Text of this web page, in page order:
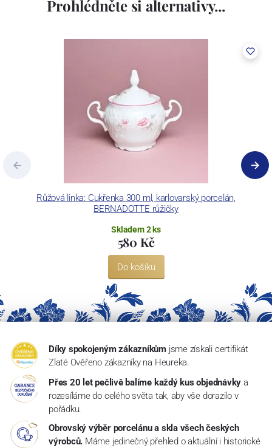
včetně ochranné známky a technologických zařízení. Závod je
pecemi a vtavnou dekorační pecí. Závod je schopen dekorovat své
Concordia Lesov používá ochrannou známku LC a Thun Hotel &
Prohlédněte si alternativy...
Růžová linka: Cukřenka 300 ml, karlovarský porcelán,
BERNADOTTE růžičky
Skladem 2 ks
580 Kč
Do košíku
Díky spokojeným zákazníkům jsme získali certifikát
Zlaté Ověřeno zákazníky na Heureka.
Přes 20 let pečlivě balíme každý kus objednávky a
rozesíláme do celého světa tak, aby vše dorazilo v
pořádku.
Obrovský výběr porcelánu a skla všech českých
výrobců. Máme jedinečný přehled o aktuální i historické